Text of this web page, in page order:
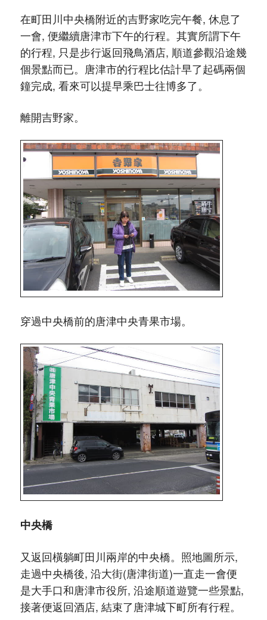
在町田川中央橋附近的吉野家吃完午餐, 休息了
一會, 便繼續唐津市下午的行程。其實所謂下午
的行程, 只是步行返回飛鳥酒店, 順道參觀沿途幾
個景點而已。唐津市的行程比估計早了起碼兩個
鐘完成, 看來可以提早乘巴士往博多了。
離開吉野家。
穿過中央橋前的唐津中央青果市場。
中央橋
又返回橫躺町田川兩岸的中央橋。照地圖所示,
走過中央橋後, 沿大街(唐津街道)一直走一會便
是大手口和唐津市役所, 沿途順道遊覽一些景點,
接著便返回酒店, 結束了唐津城下町所有行程。